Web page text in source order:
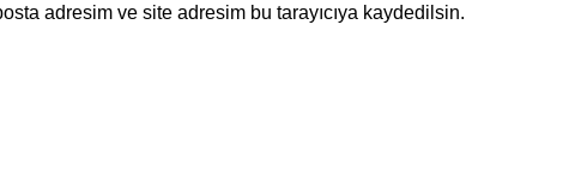
adresim ve site adresim bu tarayıcıya kaydedilsin.